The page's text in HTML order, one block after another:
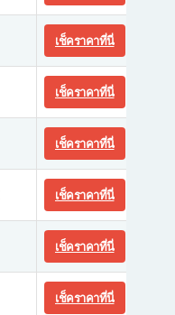
เช็คราคาที่นี่
เช็คราคาที่นี่
เช็คราคาที่นี่
เช็คราคาที่นี่
เช็คราคาที่นี่
เช็คราคาที่นี่